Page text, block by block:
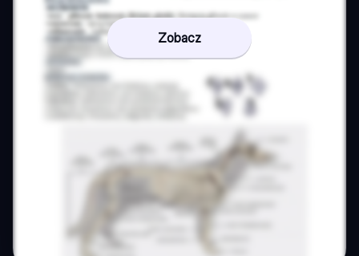
Zobacz